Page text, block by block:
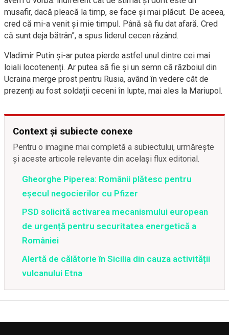
musafir, dacă pleacă la timp, se face și mai plăcut. De aceea,
cred că mi-a venit și mie timpul. Până să fiu dat afară. Cred
că sunt deja bătrân”, a spus liderul cecen râzând.
Vladimir Putin și-ar putea pierde astfel unul dintre cei mai
loiali locotenenți. Ar putea să fie și un semn că războiul din
Ucraina merge prost pentru Rusia, având în vedere cât de
prezenți au fost soldații ceceni în lupte, mai ales la Mariupol.
Context și subiecte conexe
Pentru o imagine mai completă a subiectului, urmărește
și aceste articole relevante din același flux editorial.
Gheorghe Piperea: Românii plătesc pentru
eșecul negocierilor cu Pfizer
PSD solicită activarea mecanismului european
de urgență pentru securitatea energetică a
României
Alertă de călătorie în Sicilia din cauza activității
vulcanului Etna